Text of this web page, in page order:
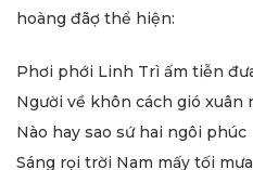
hoàng đãợ thể hiện:
Phơi phới Linh Trì ấm tiễn
Người về khôn cách gió xuân
Nào hay sao sứ hai ngôi phúc
Sáng rọi trời Nam mấy tối mưa